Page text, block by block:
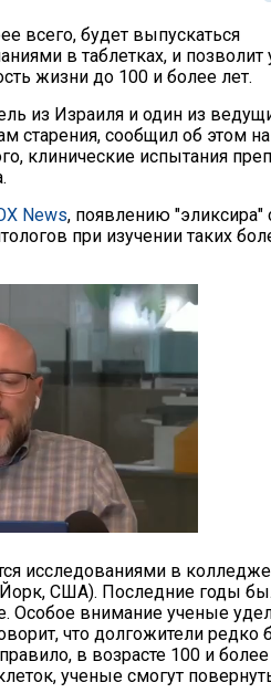
всего, будет выпускаться
в таблетках, и позволит
жизни до 100 и более лет.
из Израиля и один из
старения, сообщил об этом
клинические испытания
News, появлению "эликсира"
при изучении таких
исследованиями в
США). Последние годы
Особое внимание ученые
что долгожители редко
в возрасте 100 и
ученые смогут